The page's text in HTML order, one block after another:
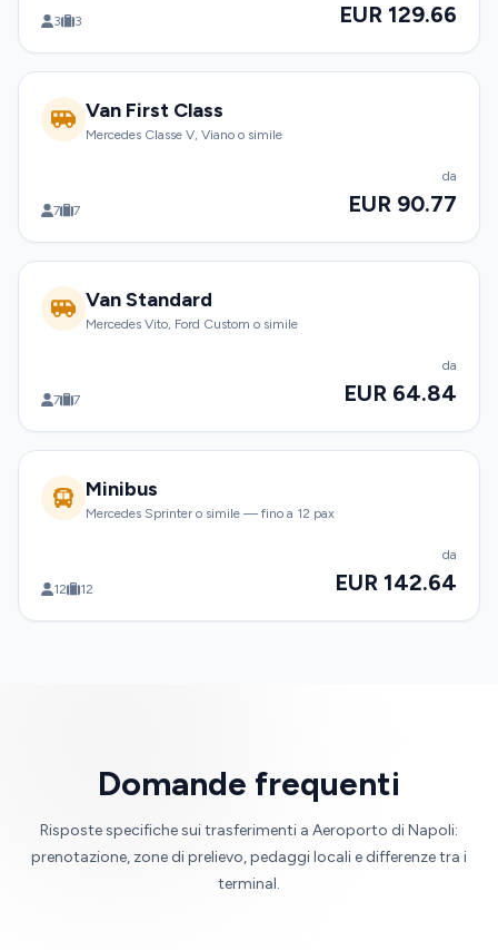
3 3 EUR 129.66
Van First Class
Mercedes Classe V, Viano o simile
7 7
da
EUR 90.77
Van Standard
Mercedes Vito, Ford Custom o simile
7 7
da
EUR 64.84
Minibus
Mercedes Sprinter o simile — fino a 12 pax
12 12
da
EUR 142.64
Domande frequenti
Risposte specifiche sui trasferimenti a Aeroporto di Napoli:
prenotazione, zone di prelievo, pedaggi locali e differenze tra i
terminal.